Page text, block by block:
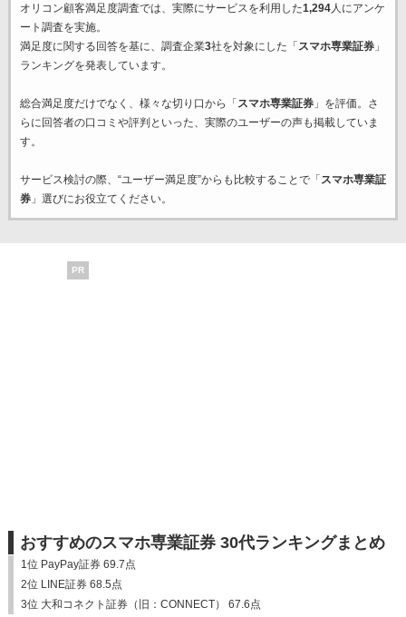
オリコン顧客満足度調査では、実際にサービスを利用した1,294人にアンケ
ート調査を実施。
満足度に関する回答を基に、調査企業3社を対象にした「 スマホ専業証券」
ランキングを発表しています。
総合満足度だけでなく、様々な切り口から「 スマホ専業証券」を評価。さ
らに回答者の口コミや評判といった、実際のユーザーの声も掲載していま
す。
サービス検討の際、“ユーザー満足度”からも比較することで「 スマホ専業証
券」選びにお役立てください。
PR
おすすめのスマホ専業証券 30代ランキングまとめ
1位 PayPay証券 69.7点
2位 LINE証券 68.5点
3位 大和コネクト証券（旧：CONNECT） 67.6点